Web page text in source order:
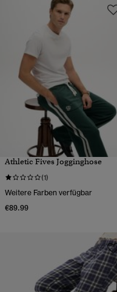
Athletic Fives Jogginghose
(1)
Weitere Farben verfügbar
€89.99